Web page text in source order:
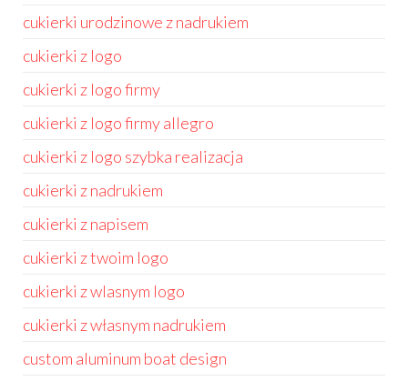
cukierki urodzinowe z nadrukiem
cukierki z logo
cukierki z logo firmy
cukierki z logo firmy allegro
cukierki z logo szybka realizacja
cukierki z nadrukiem
cukierki z napisem
cukierki z twoim logo
cukierki z wlasnym logo
cukierki z własnym nadrukiem
custom aluminum boat design